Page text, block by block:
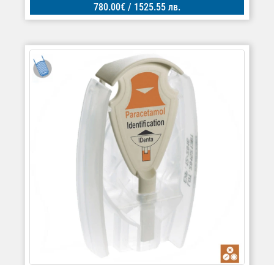
780.00€ / 1525.55 лв.